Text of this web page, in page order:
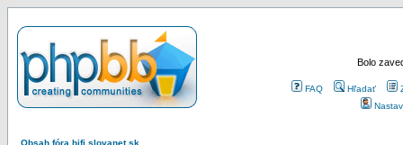
Bolo
FAQ Hľadať
Obsah fóra hifi.slovanet.sk